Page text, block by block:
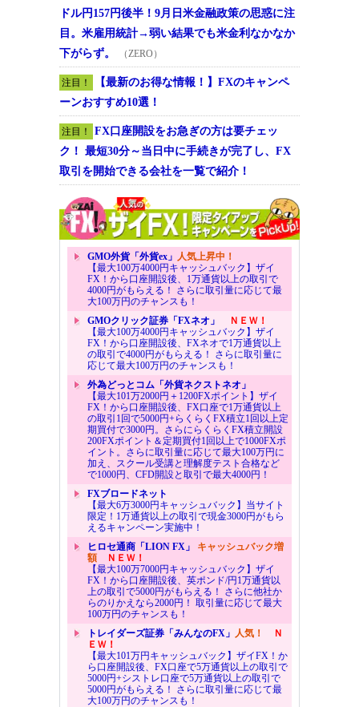
ドル円157円後半！9月日米金融政策の思惑に注
目。米雇用統計→弱い結果でも米金利なかなか
下がらず。
（ZERO）
注目！
【最新のお得な情報！】FXのキャンペ
ーンおすすめ10選！
注目！
FX口座開設をお急ぎの方は要チェッ
ク！ 最短30分～当日中に手続きが完了し、FX
取引を開始できる会社を一覧で紹介！
GMO外貨「外貨ex」 人気上昇中！
【最大100万4000円キャッシュバック】ザイ
FX！から口座開設後、1万通貨以上の取引で
4000円がもらえる！ さらに取引量に応じて最
大100万円のチャンスも！
GMOクリック証券「FXネオ」
ＮＥＷ！
【最大100万4000円キャッシュバック】ザイ
FX！から口座開設後、FXネオで1万通貨以上
の取引で4000円がもらえる！ さらに取引量に
応じて最大100万円のチャンスも！
外為どっとコム「外貨ネクストネオ」
【最大101万2000円＋1200FXポイント】ザイ
FX！から口座開設後、FX口座で1万通貨以上
の取引1回で5000円+らくらくFX積立1回以上定
期買付で3000円。さらにらくらくFX積立開設
200FXポイント＆定期買付1回以上で1000FXポ
イント。さらに取引量に応じて最大100万円に
加え、スクール受講と理解度テスト合格など
で1000円、CFD開設と取引で最大4000円！
FXブロードネット
【最大6万3000円キャッシュバック】当サイト
限定！1万通貨以上の取引で現金3000円がもら
えるキャンペーン実施中！
ヒロセ通商「LION FX」 キャッシュバック増
額ＮＥＷ！
【最大100万7000円キャッシュバック】ザイ
FX！から口座開設後、英ポンド/円1万通貨以
上の取引で5000円がもらえる！ さらに他社か
らのりかえなら2000円！ 取引量に応じて最大
100万円のチャンスも！
トレイダーズ証券「みんなのFX」 人気！
Ｎ
ＥＷ！
【最大101万円キャッシュバック】ザイFX！か
ら口座開設後、FX口座で5万通貨以上の取引で
5000円+シストレ口座で5万通貨以上の取引で
5000円がもらえる！ さらに取引量に応じて最
大100万円のチャンスも！